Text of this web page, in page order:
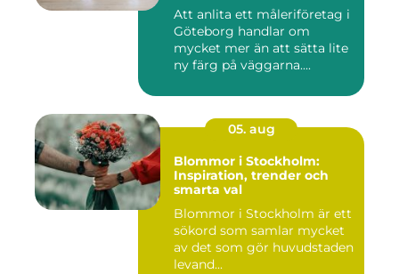
Att anlita ett måleriföretag i
Göteborg handlar om
mycket mer än att sätta lite
ny färg på väggarna....
05. aug
Blommor i Stockholm:
Inspiration, trender och
smarta val
Blommor i Stockholm är ett
sökord som samlar mycket
av det som gör huvudstaden
levand...